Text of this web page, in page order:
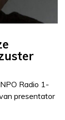
Radio 1-
presentator